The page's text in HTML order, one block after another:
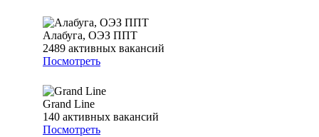
Алабуга, ОЭЗ ППТ
2489 активных вакансий
Посмотреть
Grand Line
140 активных вакансий
Посмотреть